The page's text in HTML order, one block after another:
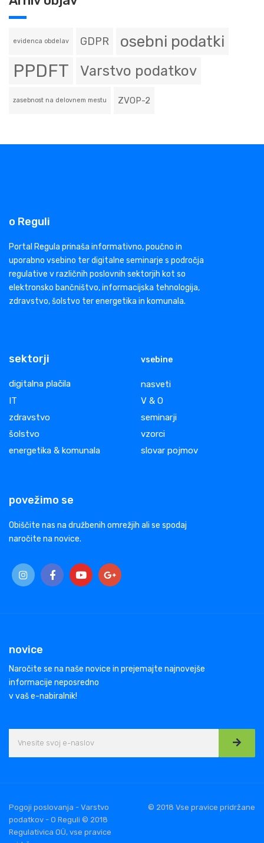
evidenca obdelav GDPR osebni podatki
PPDFT Varstvo podatkov
zasebnost na delovnem mestu ZVOP-2
o Reguli
Portal Regula prinaša informativno, poučno in
uporabno vsebino ter digitalne seminarje s področja
regulative v različnih poslovnih sektorjih kot so
elektronsko bančništvo, informacijska tehnologija,
zdravstvo, šolstvo ter energetika in komunala.
sektorji
digitalna plačila
IT
zdravstvo
šolstvo
energetika & komunala
vsebine
nasveti
V & O
seminarji
vzorci
slovar pojmov
povežimo se
Obiščite nas na družbenih omrežjih ali se spodaj
naročite na novice.
novice
Naročite se na naše novice in prejemajte najnovejše
informacije neposredno
v vaš e-nabiralnik!
Pogoji poslovanja - Varstvo
podatkov - O Reguli © 2018
Regulativica OÜ, vse pravice
© 2018 Vse pravice pridržane